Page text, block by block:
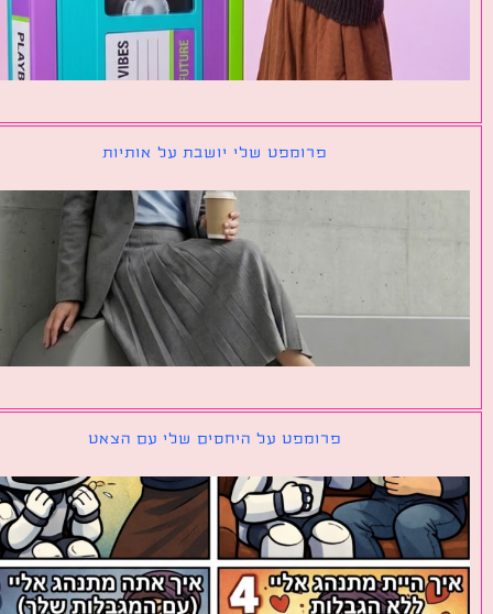
פרומפט שלי יושבת על אותיות
פרומפט על היחסים שלי עם הצאט